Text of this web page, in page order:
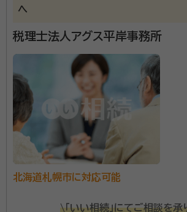
り、相続をはじめとしたさまざまなお悩
に、相続税の計算だけではなく、相続時
動産譲渡にかかる所得税の計算も依頼できま
相続税を抑えるための知識や対策につ
ることも可能。単に手続きや計算を代
く、依頼者にとって良い結果になるよう
くれます。
へ
税理士法人アグス平岸事務所
北海道札幌市に対応可能
\「いい相続」にてご相談を承